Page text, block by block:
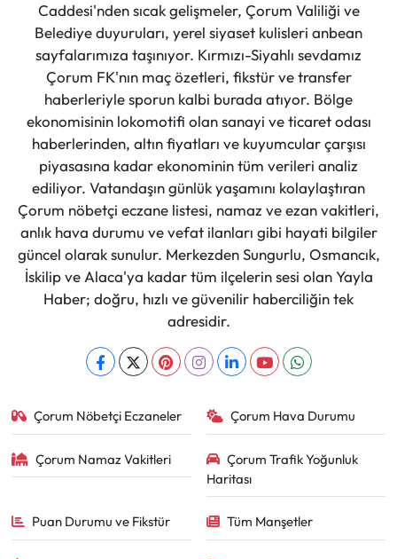
Caddesi'nden sıcak gelişmeler, Çorum Valiliği ve
Belediye duyuruları, yerel siyaset kulisleri anbean
sayfalarımıza taşınıyor. Kırmızı-Siyahlı sevdamız
Çorum FK'nın maç özetleri, fikstür ve transfer
haberleriyle sporun kalbi burada atıyor. Bölge
ekonomisinin lokomotifi olan sanayi ve ticaret odası
haberlerinden, altın fiyatları ve kuyumcular çarşısı
piyasasına kadar ekonominin tüm verileri analiz
ediliyor. Vatandaşın günlük yaşamını kolaylaştıran
Çorum nöbetçi eczane listesi, namaz ve ezan vakitleri,
anlık hava durumu ve vefat ilanları gibi hayati bilgiler
güncel olarak sunulur. Merkezden Sungurlu, Osmancık,
İskilip ve Alaca'ya kadar tüm ilçelerin sesi olan Yayla
Haber; doğru, hızlı ve güvenilir haberciliğin tek
adresidir.
Çorum Nöbetçi Eczaneler Çorum Hava Durumu
Çorum Namaz Vakitleri
Çorum Trafik Yoğunluk
Haritası
Puan Durumu ve Fikstür Tüm Manşetler